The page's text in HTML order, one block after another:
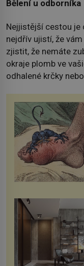
Bělení u odborníka
Nejjistější cestou je
nejdřív ujistí, že
zjistit, že nemáte
okraje plomb ve
odhalené krčky